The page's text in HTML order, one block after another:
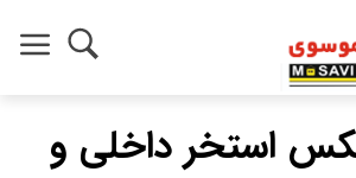
استخر داخلی و